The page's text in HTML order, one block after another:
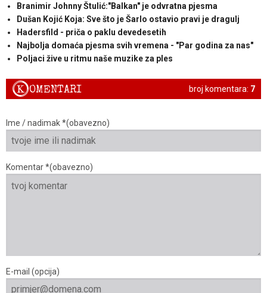
Branimir Johnny Štulić:"Balkan" je odvratna pjesma
Dušan Kojić Koja: Sve što je Šarlo ostavio pravi je dragulj
Hadersfild - priča o paklu devedesetih
Najbolja domaća pjesma svih vremena - "Par godina za nas"
Poljaci žive u ritmu naše muzike za ples
broj komentara: 7
KOMENTARI
Ime / nadimak *(obavezno)
Komentar *(obavezno)
E-mail (opcija)